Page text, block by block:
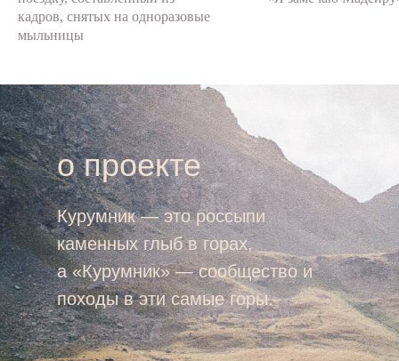
кадров, снятых на одноразовые
мыльницы
Курумник — это россыпи
каменных глыб в горах,
а «Курумник» — сообщество и
походы в эти самые горы.
о проекте